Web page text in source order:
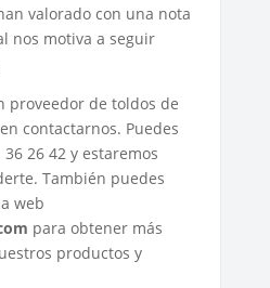
valorado con una nota
nos motiva a seguir
proveedor de toldos de
contactarnos. Puedes
26 42 y estaremos
También puedes
web
para obtener más
productos y